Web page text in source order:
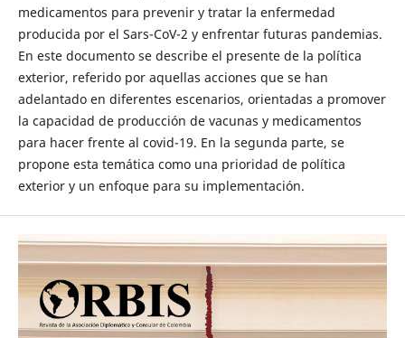
medicamentos para prevenir y tratar la enfermedad
producida por el Sars-CoV-2 y enfrentar futuras pandemias.
En este documento se describe el presente de la política
exterior, referido por aquellas acciones que se han
adelantado en diferentes escenarios, orientadas a promover
la capacidad de producción de vacunas y medicamentos
para hacer frente al covid-19. En la segunda parte, se
propone esta temática como una prioridad de política
exterior y un enfoque para su implementación.